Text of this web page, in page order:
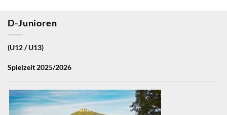
D-Junioren
(U12 / U13)
Spielzeit 2025/2026